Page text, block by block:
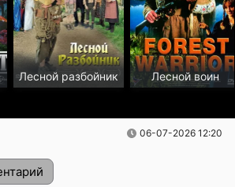
Лесной разбойник Лесной воин
06-07-2026 12:20